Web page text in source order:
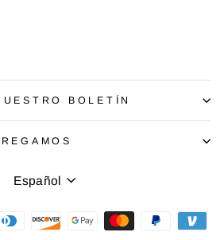
BOLETÍN
Idioma
Español